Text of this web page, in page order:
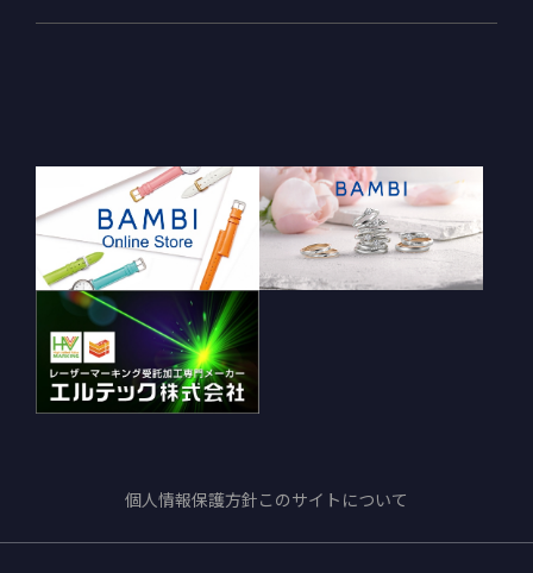
個人情報保護方針このサイトについて